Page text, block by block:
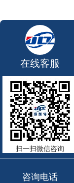
在线客服
扫一扫微信咨询
咨询电话